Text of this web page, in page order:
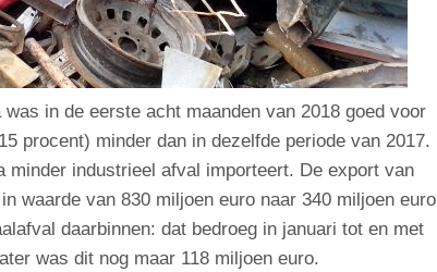
in de eerste acht maanden van 2018 goed voor
procent) minder dan in dezelfde periode van 2017.
minder industrieel afval importeert. De export van
waarde van 830 miljoen euro naar 340 miljoen euro
daarbinnen: dat bedroeg in januari tot en met
was dit nog maar 118 miljoen euro.